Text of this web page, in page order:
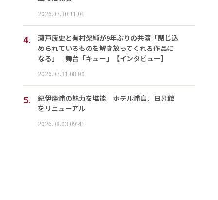
2026.07.30 11:01
4.
瀬戸康史と有村架純が9年ぶりの共演「閉じ込
められているものを解き放ってくれる作品に
なる」 舞台「キュー」【インタビュー】
2026.07.31 08:00
5.
紀伊勝浦の魅力を堪能 ホテル浦島、日昇館
をリニューアル
2026.08.03 09:41